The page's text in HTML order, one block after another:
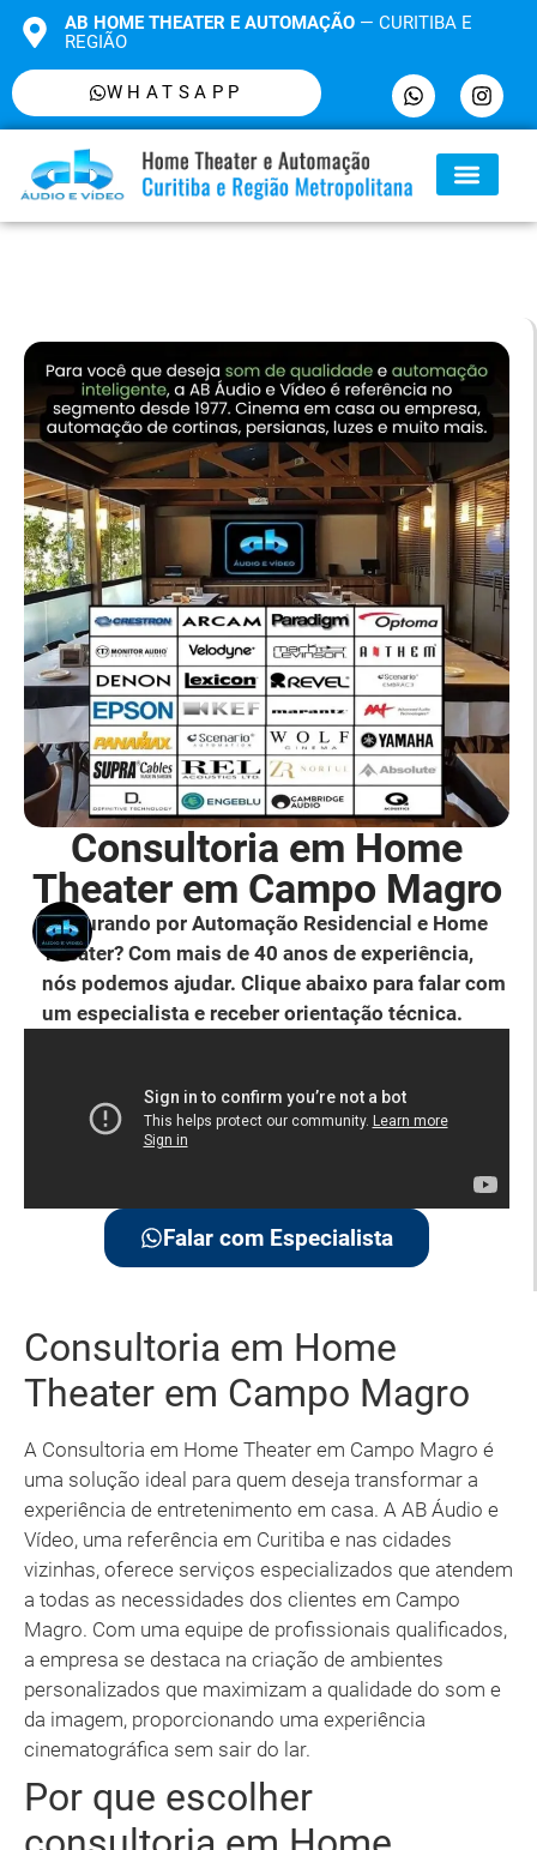
AB HOME THEATER E AUTOMAÇÃO— CURITIBA E
REGIÃO
WHATSAPP
Consultoria em Home
Theater em Campo Magro
Procurando por Automação Residencial e Home
Theater? Com mais de 40 anos de experiência,
nós podemos ajudar. Clique abaixo para falar com
um especialista e receber orientação técnica.
Falar com Especialista
Consultoria em Home
Theater em Campo Magro
A Consultoria em Home Theater em Campo Magro é
uma solução ideal para quem deseja transformar a
experiência de entretenimento em casa. A AB Áudio e
Vídeo, uma referência em Curitiba e nas cidades
vizinhas, oferece serviços especializados que atendem
a todas as necessidades dos clientes em Campo
Magro. Com uma equipe de profissionais qualificados,
a empresa se destaca na criação de ambientes
personalizados que maximizam a qualidade do som e
da imagem, proporcionando uma experiência
cinematográfica sem sair do lar.
Por que escolher